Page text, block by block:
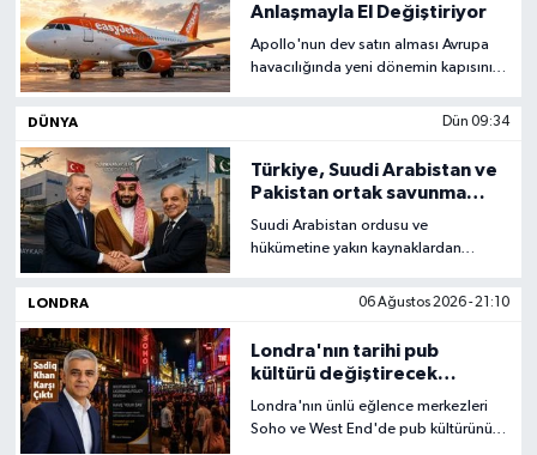
Anlaşmayla El Değiştiriyor
Apollo'nun dev satın alması Avrupa
havacılığında yeni dönemin kapısını
DÜNYA Dün 09:34
Türkiye, Suudi Arabistan ve
Pakistan ortak savunma
paktı imzalayacak
Suudi Arabistan ordusu ve
hükümetine yakın kaynaklardan
Türkiye ve Pakistan, Cidde’de ortak
LONDRA 06 Ağustos 2026 - 21:10
Londra'nın tarihi pub
kültürü değiştirecek
'ayakta içki' tartışması
Londra'nın ünlü eğlence merkezleri
Soho ve West End'de pub kültürünü